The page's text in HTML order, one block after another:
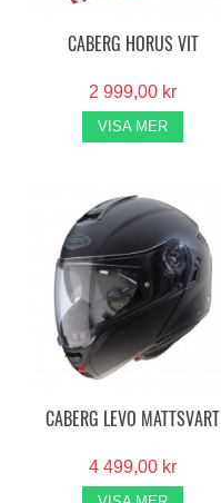
CABERG HORUS VIT
2 999,00 kr
VISA MER
CABERG LEVO MATTSVART
4 499,00 kr